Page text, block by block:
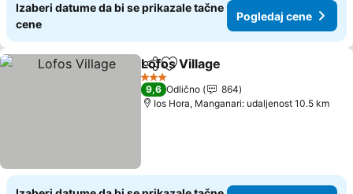
Izaberi datume da bi se prikazale tačne
cene
Pogledaj cene
Deli Dodati u favorite
Lofos Village
3 Zvezdice
9,6 Odlično
864
Ios Hora, Manganari: udaljenost 10.5 km